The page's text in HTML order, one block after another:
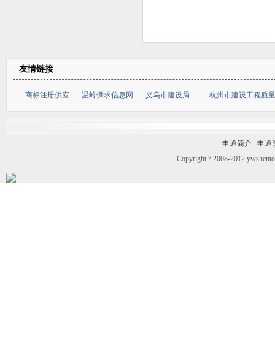
友情链接
商标注册供应 温岭供求信息网 义乌市建设局 杭州市建设工程质
申通简介
申通
Copyright ? 2008-2012